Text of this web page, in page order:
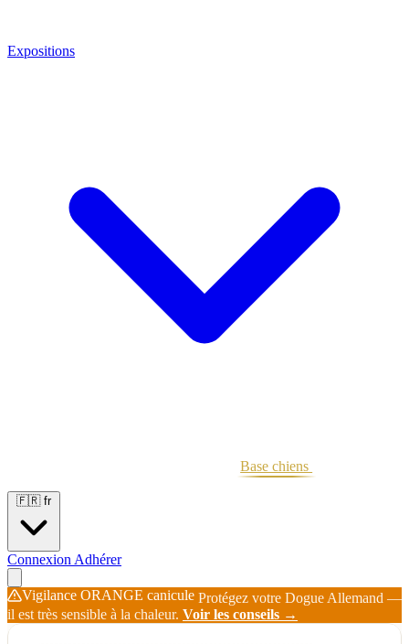
Expositions
Base chiens
🇫🇷 fr
Connexion Adhérer
Vigilance ORANGE canicule Protégez votre Dogue Allemand —
il est très sensible à la chaleur. Voir les conseils →